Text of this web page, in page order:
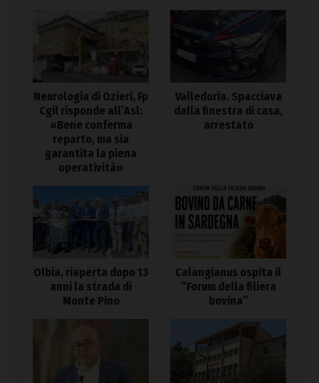
Neurologia di Ozieri, Fp
Cgil risponde all’Asl:
«Bene conferma
reparto, ma sia
garantita la piena
operatività»
Valledoria. Spacciava
dalla finestra di casa,
arrestato
Olbia, riaperta dopo 13
anni la strada di
Monte Pino
Calangianus ospita il
“Forum della filiera
bovina”